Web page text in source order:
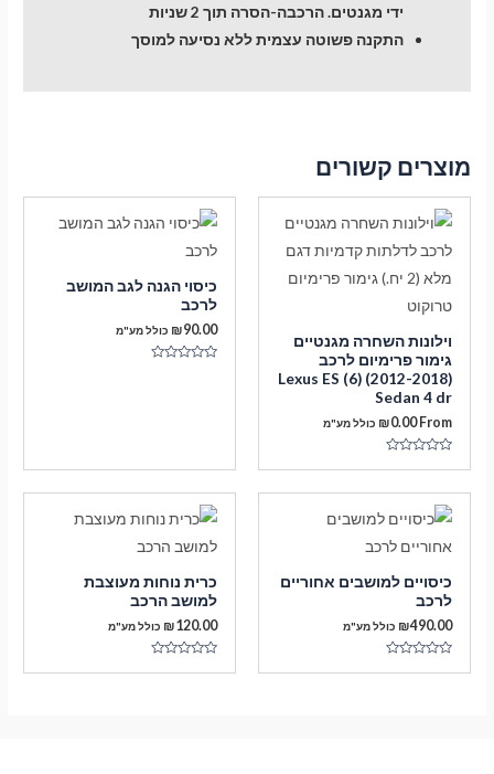
ידי מגנטים. הרכבה-הסרה תוך 2 שניות
התקנה פשוטה עצמית ללא נסיעה למוסך
מוצרים קשורים
וילונות השחרה מגנטיים
גימור פרימיום לרכב
Lexus ES (6) (2012-2018)
Sedan 4 dr
From
₪0.00 כולל מע"מ
כיסוי הגנה לגב המושב
לרכב
₪90.00 כולל מע"מ
כיסויים למושבים אחוריים
לרכב
₪490.00 כולל מע"מ
כרית נוחות מעוצבת
למושב הרכב
₪120.00 כולל מע"מ